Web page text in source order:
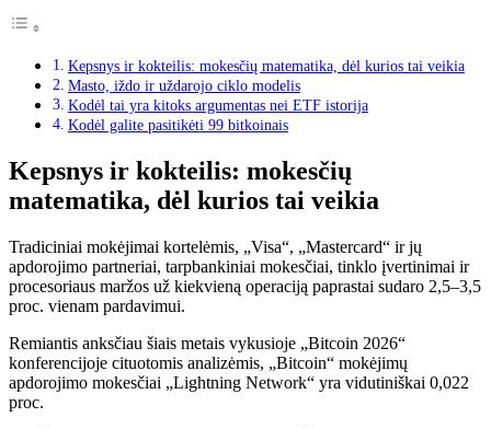
Kepsnys ir kokteilis: mokesčių matematika, dėl kurios tai veikia
Masto, iždo ir uždarojo ciklo modelis
Kodėl tai yra kitoks argumentas nei ETF istorija
Kodėl galite pasitikėti 99 bitkoinais
Kepsnys ir kokteilis: mokesčių
matematika, dėl kurios tai veikia
Tradiciniai mokėjimai kortelėmis, „Visa“, „Mastercard“ ir jų
apdorojimo partneriai, tarpbankiniai mokesčiai, tinklo įvertinimai ir
procesoriaus maržos už kiekvieną operaciją paprastai sudaro 2,5–3,5
proc. vienam pardavimui.
Remiantis anksčiau šiais metais vykusioje „Bitcoin 2026“
konferencijoje cituotomis analizėmis, „Bitcoin“ mokėjimų
apdorojimo mokesčiai „Lightning Network“ yra vidutiniškai 0,022
proc.